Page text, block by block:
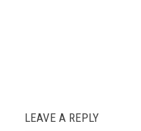
LEAVE A REPLY